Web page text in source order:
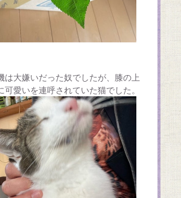
は大嫌いだった奴でしたが、膝の上
愛いを連呼されていた猫でした。